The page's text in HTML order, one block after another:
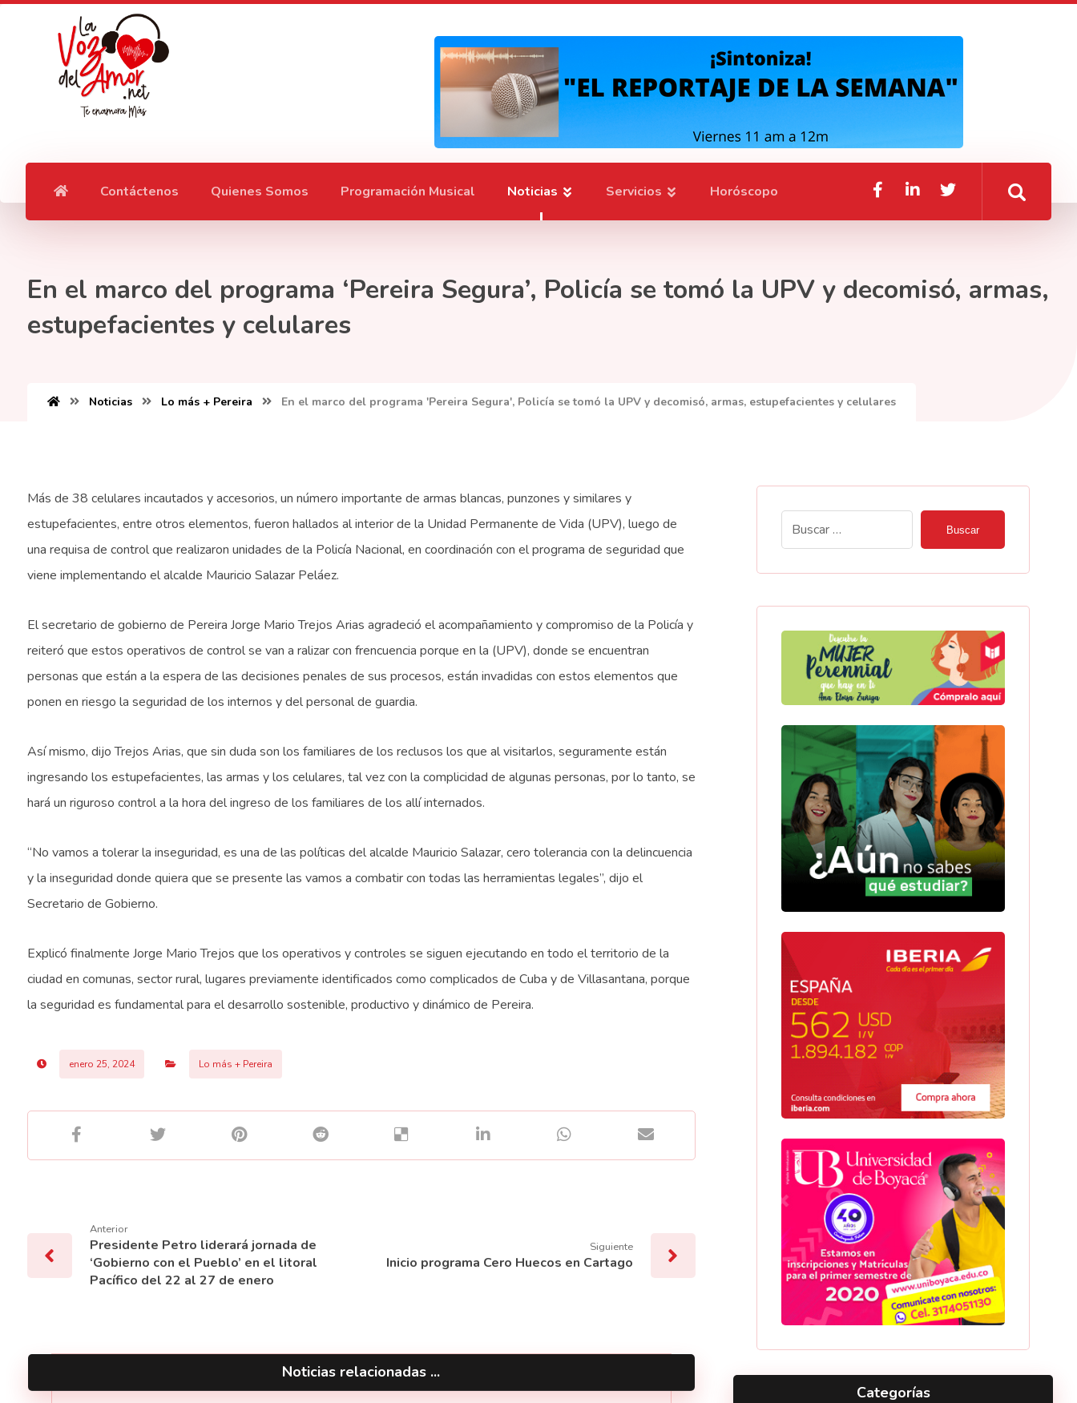
Contáctenos Quienes Somos Programación Musical Noticias Servicios Horóscopo
En el marco del programa ‘Pereira Segura’, Policía se tomó la UPV y decomisó, armas,
estupefacientes y celulares
Noticias Lo más + Pereira En el marco del programa 'Pereira Segura', Policía se tomó la UPV y decomisó, armas, estupefacientes y celulares
Más de 38 celulares incautados y accesorios, un número importante de armas blancas, punzones y similares y
estupefacientes, entre otros elementos, fueron hallados al interior de la Unidad Permanente de Vida (UPV), luego de
una requisa de control que realizaron unidades de la Policía Nacional, en coordinación con el programa de seguridad que
viene implementando el alcalde Mauricio Salazar Peláez.
El secretario de gobierno de Pereira Jorge Mario Trejos Arias agradeció el acompañamiento y compromiso de la Policía y
reiteró que estos operativos de control se van a ralizar con frencuencia porque en la (UPV), donde se encuentran
personas que están a la espera de las decisiones penales de sus procesos, están invadidas con estos elementos que
ponen en riesgo la seguridad de los internos y del personal de guardia.
Así mismo, dijo Trejos Arias, que sin duda son los familiares de los reclusos los que al visitarlos, seguramente están
ingresando los estupefacientes, las armas y los celulares, tal vez con la complicidad de algunas personas, por lo tanto, se
hará un riguroso control a la hora del ingreso de los familiares de los allí internados.
“No vamos a tolerar la inseguridad, es una de las políticas del alcalde Mauricio Salazar, cero tolerancia con la delincuencia
y la inseguridad donde quiera que se presente las vamos a combatir con todas las herramientas legales”, dijo el
Secretario de Gobierno.
Explicó finalmente Jorge Mario Trejos que los operativos y controles se siguen ejecutando en todo el territorio de la
ciudad en comunas, sector rural, lugares previamente identificados como complicados de Cuba y de Villasantana, porque
la seguridad es fundamental para el desarrollo sostenible, productivo y dinámico de Pereira.
enero 25, 2024 Lo más + Pereira
Anterior
Presidente Petro liderará jornada de
‘Gobierno con el Pueblo’ en el litoral
Pacífico del 22 al 27 de enero
Siguiente
Inicio programa Cero Huecos en Cartago
Noticias relacionadas ...
Buscar
Categorías